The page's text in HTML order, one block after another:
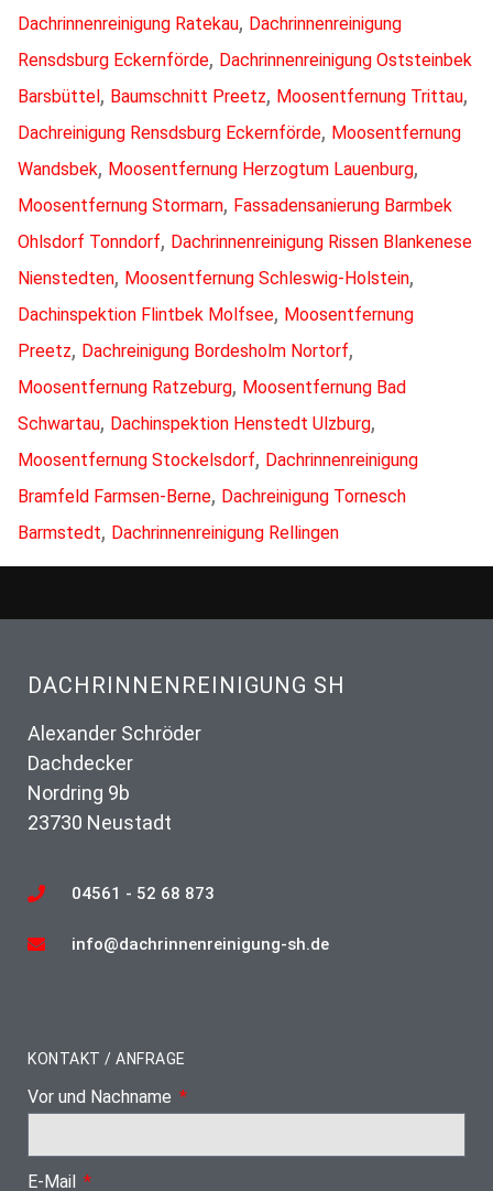
Dachrinnenreinigung Ratekau, Dachrinnenreinigung
Rensdsburg Eckernförde, Dachrinnenreinigung Oststeinbek
Barsbüttel, Baumschnitt Preetz, Moosentfernung Trittau,
Dachreinigung Rensdsburg Eckernförde, Moosentfernung
Wandsbek, Moosentfernung Herzogtum Lauenburg,
Moosentfernung Stormarn, Fassadensanierung Barmbek
Ohlsdorf Tonndorf, Dachrinnenreinigung Rissen Blankenese
Nienstedten, Moosentfernung Schleswig-Holstein,
Dachinspektion Flintbek Molfsee, Moosentfernung
Preetz, Dachreinigung Bordesholm Nortorf,
Moosentfernung Ratzeburg, Moosentfernung Bad
Schwartau, Dachinspektion Henstedt Ulzburg,
Moosentfernung Stockelsdorf, Dachrinnenreinigung
Bramfeld Farmsen-Berne, Dachreinigung Tornesch
Barmstedt, Dachrinnenreinigung Rellingen
DACHRINNENREINIGUNG SH
Alexander Schröder
Dachdecker
Nordring 9b
23730 Neustadt
04561 - 52 68 873
info@dachrinnenreinigung-sh.de
KONTAKT / ANFRAGE
Vor und Nachname
E-Mail